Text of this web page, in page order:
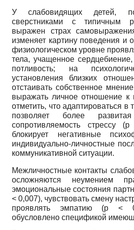
У слабовидящих детей,
сверстниками с типичным
выражен страх
изменяет картину поведения и
физиологическом уровне
тела, учащенное
потливость; на
установления близких
отстаивать собственное
выражать личное отношение к
отметить, что адаптироваться в
позволяет более развитая
сопротивляемость стрессу (p
блокирует негативные
индивидуально-личностные
коммуникативной ситуации.
Межличностные контакты
осложняются неумением
эмоциональные состояния
< 0,007), чувствовать смену
проявлять эмпатию (p<
обусловлено спецификой